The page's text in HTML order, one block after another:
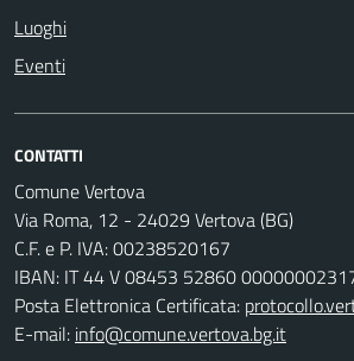
Luoghi
Eventi
CONTATTI
Comune Vertova
Via Roma, 12 - 24029 Vertova (BG)
C.F. e P. IVA: 00238520167
IBAN: IT 44 V 08453 52860
Posta Elettronica Certificata:
E-mail: info@comune.vertova.bg.it